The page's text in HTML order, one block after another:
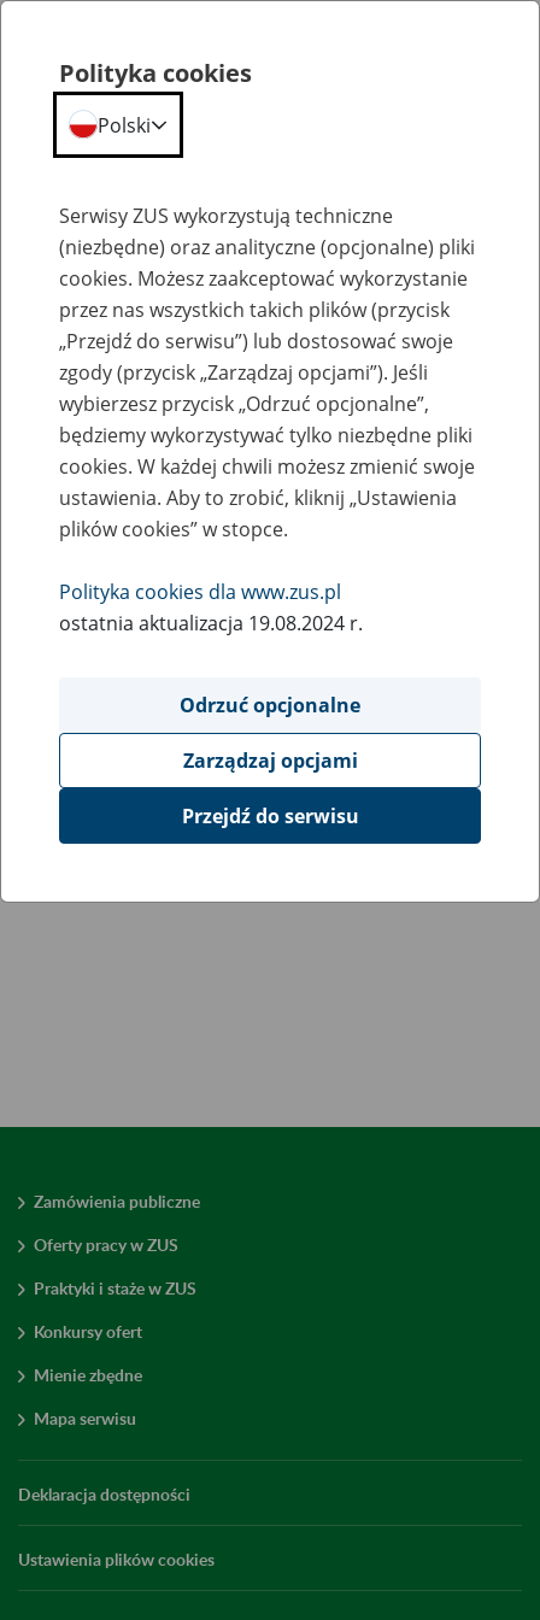
Praca w ZUS
Lista ofert pracy erecruiter jest tymczasowo niedostępny.
Zamówienia publiczne
Oferty pracy w ZUS
Praktyki i staże w ZUS
Konkursy ofert
Mienie zbędne
Mapa serwisu
Deklaracja dostępności
Ustawienia plików cookies
Polityka cookies
Polski
Serwisy ZUS wykorzystują techniczne
(niezbędne) oraz analityczne (opcjonalne) pliki
cookies. Możesz zaakceptować wykorzystanie
przez nas wszystkich takich plików (przycisk
„Przejdź do serwisu”) lub dostosować swoje
zgody (przycisk „Zarządzaj opcjami”). Jeśli
wybierzesz przycisk „Odrzuć opcjonalne”,
będziemy wykorzystywać tylko niezbędne pliki
cookies. W każdej chwili możesz zmienić swoje
ustawienia. Aby to zrobić, kliknij „Ustawienia
plików cookies” w stopce.
Polityka cookies dla www.zus.pl
ostatnia aktualizacja 19.08.2024 r.
Odrzuć opcjonalne
Zarządzaj opcjami
Przejdź do serwisu